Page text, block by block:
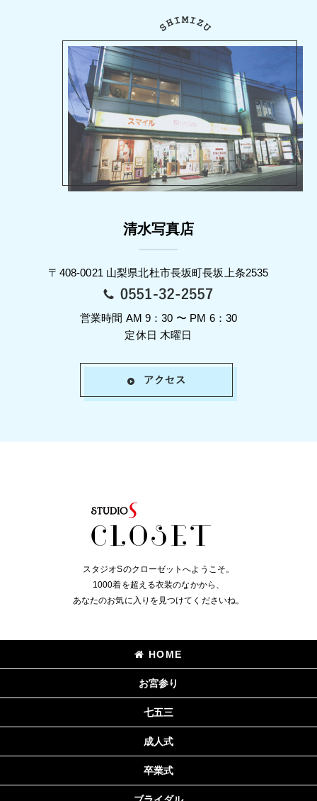
清水写真店
〒408-0021 山梨県北杜市長坂町長坂上条2535
営業時間 AM 9：30 〜 PM 6：30
定休日 木曜日
スタジオSのクローゼットへようこそ。
1000着を超える衣装のなかから、
あなたのお気に入りを見つけてくださいね。
HOME
お宮参り
七五三
成人式
卒業式